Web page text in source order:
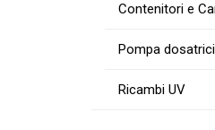
Contenitori e
Pompa dosatrici
Ricambi UV